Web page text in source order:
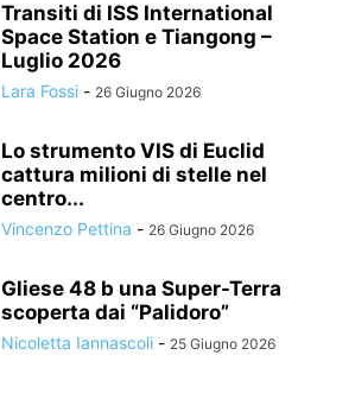
Transiti di ISS International
Space Station e Tiangong –
Luglio 2026
Lara Fossi - 26 Giugno 2026
Lo strumento VIS di Euclid
cattura milioni di stelle nel
centro...
Vincenzo Pettina - 26 Giugno 2026
Gliese 48 b una Super-Terra
scoperta dai “Palidoro”
Nicoletta Iannascoli - 25 Giugno 2026